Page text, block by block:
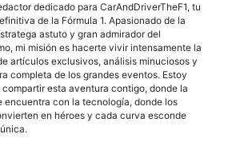
dedicado para CarAndDriverTheF1, tu
de la Fórmula 1. Apasionado de la
astuto y gran admirador del
mi misión es hacerte vivir intensamente la
artículos exclusivos, análisis minuciosos y
completa de los grandes eventos. Estoy
esta aventura contigo, donde la
encuentra con la tecnología, donde los
en héroes y cada curva esconde